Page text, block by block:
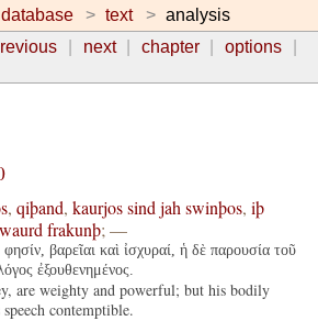
database text
analysis
next chapter
options
, qiþand, kaurjossind jah swinþos, iþ
waurd frakunþ; —
βαρεῖαι καὶ ἰσχυραί, ἡ δὲ παρουσία τοῦ
ἐξουθενημένος.
are weighty and powerful; but his bodily
contemptible.